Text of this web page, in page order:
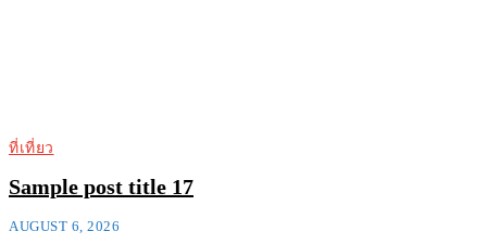
ที่เที่ยว
Sample post title 17
AUGUST 6, 2026